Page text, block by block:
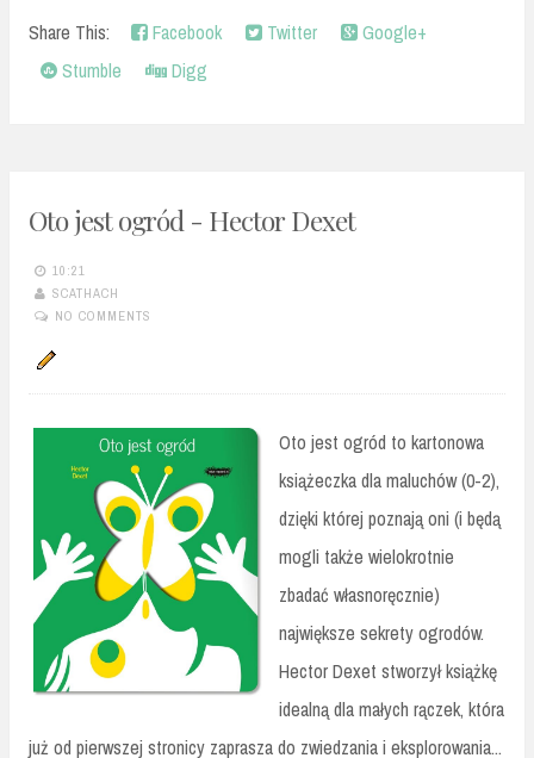
Share This: Facebook Twitter
Google+
Stumble
Digg
Oto jest ogród - Hector Dexet
10:21
SCATHACH
NO COMMENTS
Oto jest ogród to kartonowa
książeczka dla maluchów (0-2),
dzięki której poznają oni (i będą
mogli także wielokrotnie
zbadać własnoręcznie)
największe sekrety ogrodów.
Hector Dexet stworzył książkę
idealną dla małych rączek, która
już od pierwszej stronicy zaprasza do zwiedzania i eksplorowania...